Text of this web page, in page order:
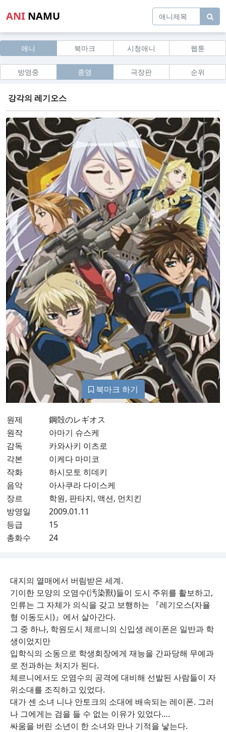
ANI NAMU
애니 북마크 시청애니 웹툰
방영중 종영 극장판 순위
강각의 레기오스
북마크 하기
원제
鋼殻のレギオス
원작
아마기 슈스케
감독
카와사키 이츠로
각본
이케다 마미코
작화
하시모토 히데키
음악
아사쿠라 다이스케
장르
학원, 판타지, 액션, 먼치킨
방영일
2009.01.11
등급
15
총화수
24
대지의 열매에서 버림받은 세계.
기이한 모양의 오염수(汚染獸)들이 도시 주위를 활보하고,
인류는 그 자체가 의식을 갖고 보행하는 『레기오스(자율
형 이동도시)』에서 살아간다.
그 중 하나, 학원도시 체르니의 신입생 레이폰은 일반과 학
생이었지만
입학식의 소동으로 학생회장에게 재능을 간파당해 무예과
로 전과하는 처지가 된다.
체르니에서도 오염수의 공격에 대비해 선발된 사람들이 자
위소대를 조직하고 있었다.
대가 센 소녀 니나 안토크의 소대에 배속되는 레이폰. 그러
나 그에게는 검을 들 수 없는 이유가 있었다….
싸움을 버린 소년이 한 소녀와 만나 기적을 낳는다.